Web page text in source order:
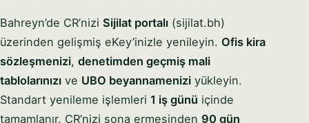
Bahreyn’de CR’nizi Sijilat portalı (sijilat.bh)
üzerinden gelişmiş eKey’inizle yenileyin. Ofis kira
sözleşmenizi, denetimden geçmiş mali
tablolarınızı ve UBO beyannamenizi yükleyin.
Standart yenileme işlemleri 1 iş günü içinde
tamamlanır. CR’nizi sona ermesinden 90 gün